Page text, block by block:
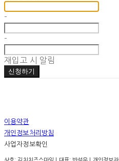
-
-
재입고 시 알림
신청하기
이용약관
개인정보처리방침
사업자정보확인